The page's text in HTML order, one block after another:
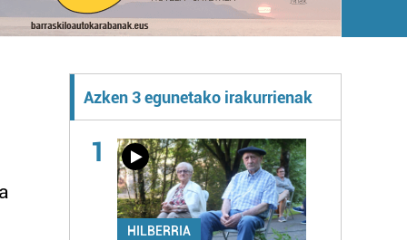
Azken 3 egunetako irakurrienak
1
HILBERRIA